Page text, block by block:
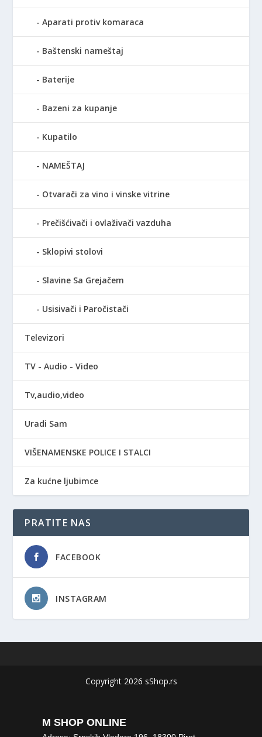
Aparati protiv komaraca
Baštenski nameštaj
Baterije
Bazeni za kupanje
Kupatilo
NAMEŠTAJ
Otvarači za vino i vinske vitrine
Prečišćivači i ovlaživači vazduha
Sklopivi stolovi
Slavine Sa Grejačem
Usisivači i Paročistači
Televizori
TV - Audio - Video
Tv,audio,video
Uradi Sam
VIŠENAMENSKE POLICE I STALCI
Za kućne ljubimce
PRATITE NAS
FACEBOOK
INSTAGRAM
Copyright 2026 sShop.rs
M SHOP ONLINE